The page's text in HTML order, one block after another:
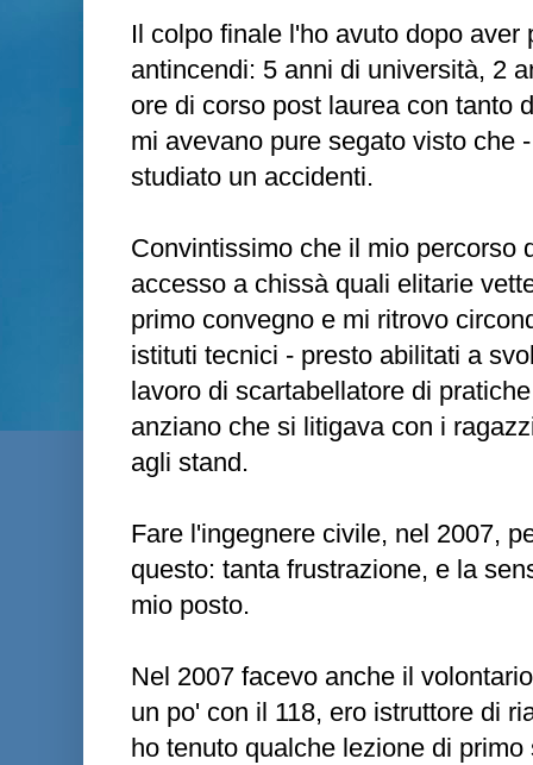
Il colpo finale l'ho avuto dopo
antincendi: 5 anni di università, 2
ore di corso post laurea con tanto
mi avevano pure segato visto che
studiato un accidenti.
Convintissimo che il mio percorso
accesso a chissà quali elitarie
primo convegno e mi ritrovo
istituti tecnici - presto abilitati a
lavoro di scartabellatore di
anziano che si litigava con i
agli stand.
Fare l'ingegnere civile, nel 2007,
questo: tanta frustrazione, e la
mio posto.
Nel 2007 facevo anche il
un po' con il 118, ero istruttore di
ho tenuto qualche lezione di